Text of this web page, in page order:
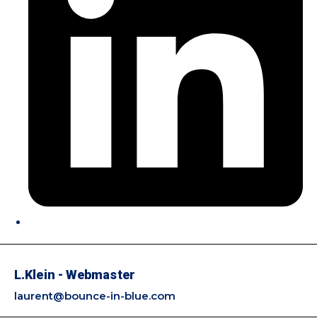
L.Klein - Webmaster
laurent@bounce-in-blue.com